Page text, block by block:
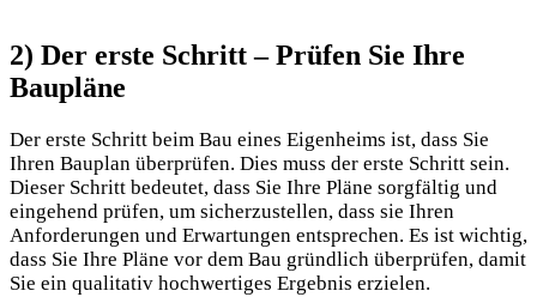
2) Der ⁢erste Schritt – Prüfen Sie Ihre
Baupläne
Der erste Schritt beim Bau eines ⁢Eigenheims ist,​ dass Sie
Ihren‌ Bauplan überprüfen. Dies muss der erste Schritt​ sein.
Dieser Schritt bedeutet, dass Sie Ihre Pläne sorgfältig⁣ und
eingehend prüfen, um⁣ sicherzustellen, dass sie Ihren
Anforderungen⁤ und Erwartungen entsprechen. Es⁣ ist wichtig,
dass‌ Sie Ihre Pläne vor dem Bau‍ gründlich überprüfen, damit​
Sie ‍ein qualitativ hochwertiges Ergebnis erzielen.